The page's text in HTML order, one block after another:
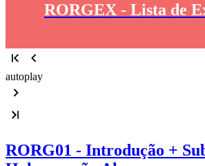
RORGEX - Lista de
autoplay
RORG01 - Introdução +